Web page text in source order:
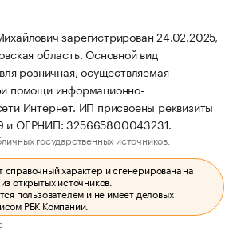
зарегистрирован 24.02.2025,
область. Основной вид
розничная, осуществляемая
помощи информационно-
Интернет. ИП присвоены реквизиты
и ОГРНИП: 325665800043231.
государственных источников.
характер и сгенерирована на
открытых источников.
пользователем и не имеет деловых
РБК Компании.